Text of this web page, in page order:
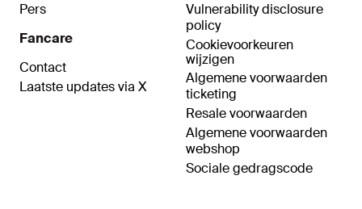
Pers
Fancare
Contact
Laatste updates via X
Vulnerability disclosure
policy
Cookievoorkeuren
wijzigen
Algemene voorwaarden
ticketing
Resale voorwaarden
Algemene voorwaarden
webshop
Sociale gedragscode